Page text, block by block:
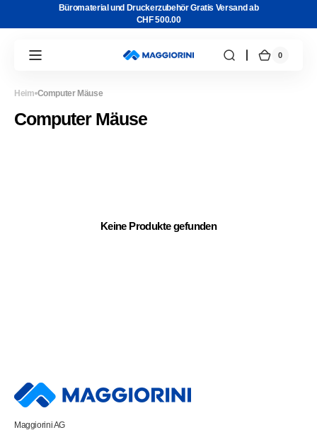
Inhalt
Büromaterial und Druckerzubehör Gratis Versand ab
CHF 500.00
0
0
Heim Computer Mäuse
Kategorie:
Computer Mäuse
Keine Produkte gefunden
Maggiorini AG